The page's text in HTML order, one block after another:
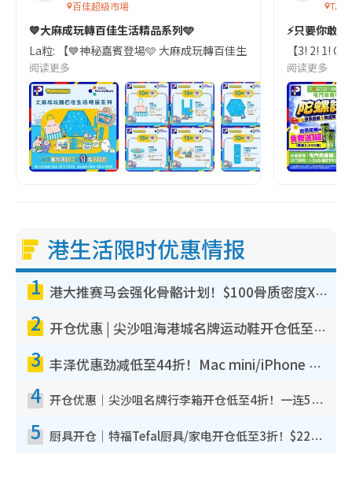
百佳超級市場
💙大麻成玩轉百佳生活精品系列🩵
La粒: 【💙神秘嘉賓登場🩵 大麻成玩轉百佳生活精品系列】 易
阅读更多
⚡只要你敢
【3! 2! 1!
阅读更多
港生活限时优惠情报
1 港大推赛马会强化骨骼计划！$100骨质密度X光检查 完成免费运动训练送超市礼券！附参加资格
2 开仓优惠 | 尖沙咀海港城名牌运动鞋开仓低至1折！On鞋$899起/Joy&Peace鞋履$98起
3 丰泽优惠劲减低至44折！Mac mini/iPhone 17 Pro大减价！厨房家电$220起
4 开仓优惠｜尖沙咀名牌行李箱开仓低至4折！一连5日 American Tourister/ace./Hallmark $200起
5 厨具开仓｜特福Tefal厨具/家电开仓低至3折！$220起买平底锅/炒锅/汤锅！电饭煲/吸尘器/挂烫机$418起